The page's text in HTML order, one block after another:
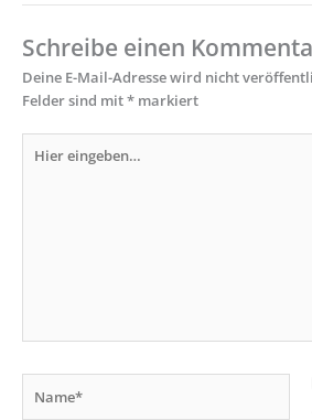
Schreibe einen
Deine E-Mail-Adresse wird nicht
Felder sind mit* markiert
eingeben…